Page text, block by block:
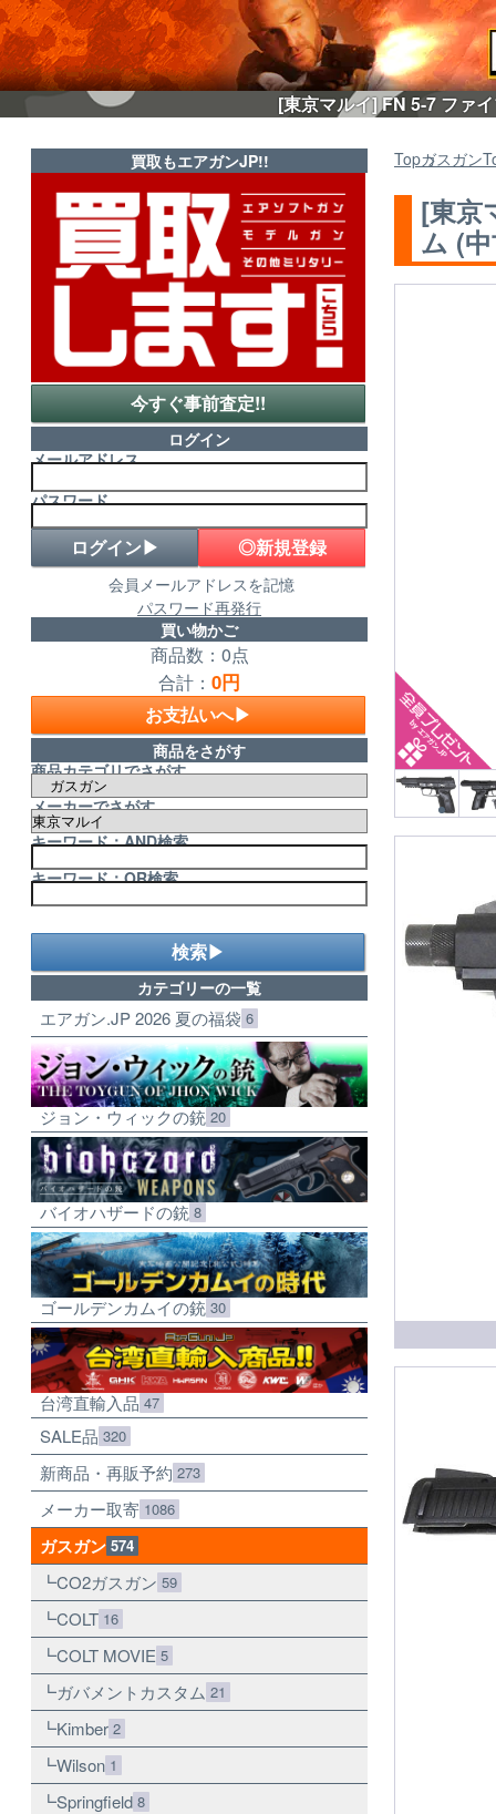
[東京マルイ] FN 5-7 ファ
Topガスガン
[東京
ム (
買取もエアガンJP!!
今すぐ事前査定!!
ログイン
メールアドレス
パスワード
◎新規登録
会員メールアドレスを記憶
パスワード再発行
買い物かご
商品数：0点
合計： 0円
お支払いへ▶
商品をさがす
商品カテゴリでさがす
メーカーでさがす
キーワード：AND検索
キーワード：OR検索
検索▶
カテゴリーの一覧
エアガン.JP 2026 夏の福袋 6
ジョン・ウィックの銃 20
バイオハザードの銃 8
ゴールデンカムイの銃 30
台湾直輸入品 47
SALE品 320
新商品・再販予約 273
メーカー取寄 1086
ガスガン 574
CO2ガスガン 59
COLT 16
COLT MOVIE 5
ガバメントカスタム 21
Kimber 2
Wilson 1
Springfield 8